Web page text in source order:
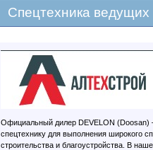
Спецтехника ведущих
Официальный дилер DEVELON
спецтехнику для выполнения широкого
строительства и благоустройства. В